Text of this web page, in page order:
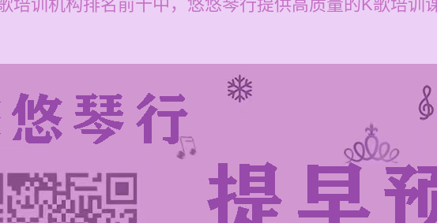
培训机构排名前十中，悠悠琴行提供高质量的K歌培训